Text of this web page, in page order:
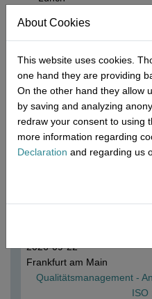
* We are happy to take your
allergies, special diets, etc.).
accordingly, please inform us
the seminar - preferably directly
Event series #1
Qualitätsmanagement -
2026-09-22
Frankfurt am Main
Qualitätsmanagement -
ISO
About Cookies
This website uses cookies.
one hand they are providing
On the other hand they allow
by saving and analyzing
redraw your consent to using
more information regarding
Declaration and regarding us